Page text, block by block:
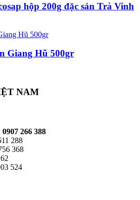
hộp 200g đặc sản Trà Vinh
Giang Hũ 500gr
NAM
0907 266 388
288
368
524